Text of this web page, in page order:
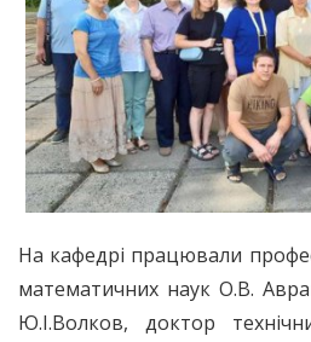
На кафедрі працювали
математичних наук О.В.
Ю.І.Волков, доктор